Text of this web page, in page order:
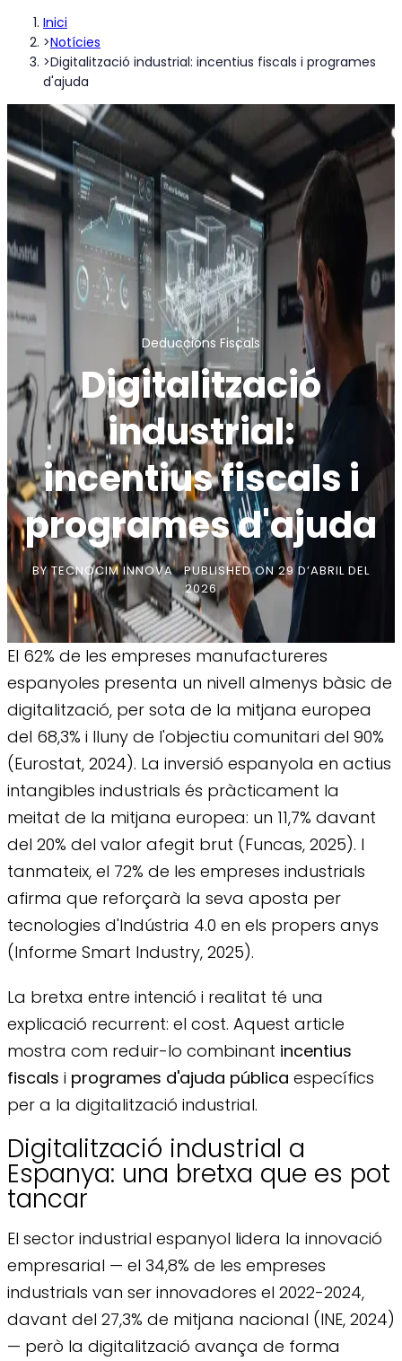
Inici
>Notícies
>Digitalització industrial: incentius fiscals i programes
d'ajuda
Deduccions Fiscals
Digitalització
industrial:
incentius fiscals i
programes d'ajuda
BYTECNOCIM INNOVAPUBLISHED ON 29 D’ABRIL DEL
2026
El 62% de les empreses manufactureres
espanyoles presenta un nivell almenys bàsic de
digitalització, per sota de la mitjana europea
del 68,3% i lluny de l'objectiu comunitari del 90%
(Eurostat, 2024). La inversió espanyola en actius
intangibles industrials és pràcticament la
meitat de la mitjana europea: un 11,7% davant
del 20% del valor afegit brut (Funcas, 2025). I
tanmateix, el 72% de les empreses industrials
afirma que reforçarà la seva aposta per
tecnologies d'Indústria 4.0 en els propers anys
(Informe Smart Industry, 2025).
La bretxa entre intenció i realitat té una
explicació recurrent: el cost. Aquest article
mostra com reduir-lo combinant incentius
fiscals i programes d'ajuda pública específics
per a la digitalització industrial.
Digitalització industrial a
Espanya: una bretxa que es pot
tancar
El sector industrial espanyol lidera la innovació
empresarial — el 34,8% de les empreses
industrials van ser innovadores el 2022-2024,
davant del 27,3% de mitjana nacional (INE, 2024)
— però la digitalització avança de forma